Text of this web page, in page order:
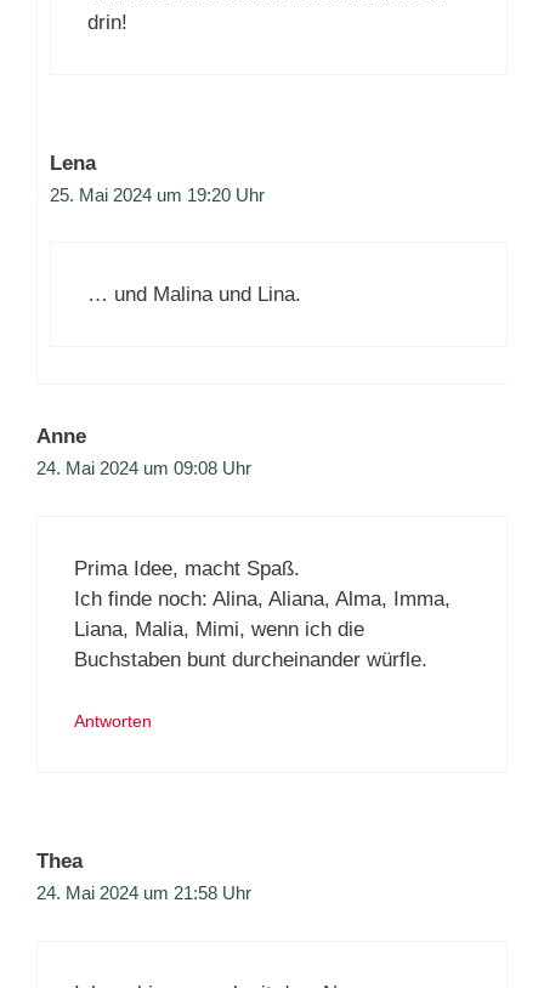
drin!
Lena
25. Mai 2024 um 19:20 Uhr
… und Malina und Lina.
Anne
24. Mai 2024 um 09:08 Uhr
Prima Idee, macht Spaß.
Ich finde noch: Alina, Aliana, Alma, Imma,
Liana, Malia, Mimi, wenn ich die
Buchstaben bunt durcheinander würfle.
Antworten
Thea
24. Mai 2024 um 21:58 Uhr